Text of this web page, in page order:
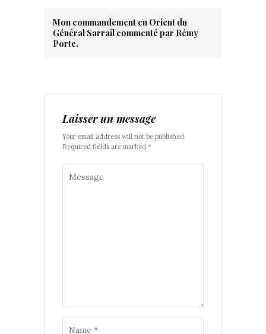
Mon commandement en Orient du
Général Sarrail commenté par Rémy
Porte.
Laisser un message
Your email address will not be published.
Required fields are marked *